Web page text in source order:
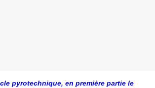
pyrotechnique, en première partie le